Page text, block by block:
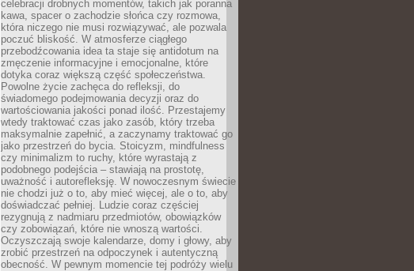
celebracji drobnych momentów, takich jak poranna
kawa, spacer o zachodzie słońca czy rozmowa,
która niczego nie musi rozwiązywać, ale pozwala
poczuć bliskość. W atmosferze ciągłego
przebodźcowania idea ta staje się antidotum na
zmęczenie informacyjne i emocjonalne, które
dotyka coraz większą część społeczeństwa.
Powolne życie zachęca do refleksji, do
świadomego podejmowania decyzji oraz do
wartościowania jakości ponad ilość. Przestajemy
wtedy traktować czas jako zasób, który trzeba
maksymalnie zapełnić, a zaczynamy traktować go
jako przestrzeń do bycia. Stoicyzm, mindfulness
czy minimalizm to ruchy, które wyrastają z
podobnego podejścia – stawiają na prostotę,
uważność i autorefleksję. W nowoczesnym świecie
nie chodzi już o to, aby mieć więcej, ale o to, aby
doświadczać pełniej. Ludzie coraz częściej
rezygnują z nadmiaru przedmiotów, obowiązków
czy zobowiązań, które nie wnoszą wartości.
Oczyszczają swoje kalendarze, domy i głowy, aby
zrobić przestrzeń na odpoczynek i autentyczną
obecność. W pewnym momencie tej podróży wielu